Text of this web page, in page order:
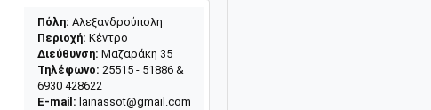
Πόλη: Αλεξανδρούπολη
Περιοχή: Κέντρο
Διεύθυνση: Μαζαράκη 35
Τηλέφωνο: 25515 - 51886 &
6930 428622
E-mail: lainassot@gmail.com